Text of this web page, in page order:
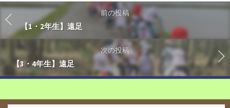
前の投稿
【1・2年生】遠足
次の投稿
【3・4年生】遠足